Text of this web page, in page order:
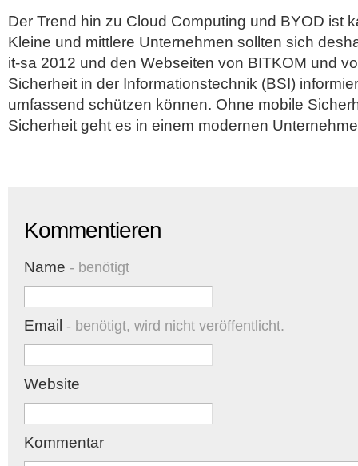
Der Trend hin zu Cloud Computing und BYOD ist
Kleine und mittlere Unternehmen sollten sich
it-sa 2012 und den Webseiten von BITKOM und
Sicherheit in der Informationstechnik (BSI)
umfassend schützen können. Ohne mobile
Sicherheit geht es in einem modernen
Kommentieren
Name - benötigt
Email - benötigt, wird nicht veröffentlicht.
Website
Kommentar